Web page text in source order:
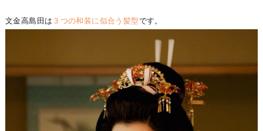
文金高島田は ３つの和装に似合う髪型です。